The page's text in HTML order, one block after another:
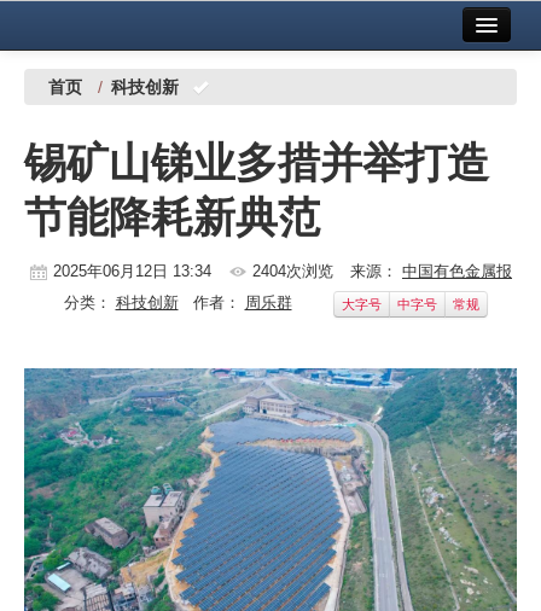
中国有色金属报社主办 广告服务
铜镍铅锌
铝
稀有稀土
科技
镁钛
地矿 建设
党建工作
企业文化
首页 / 科技创新
锡矿山锑业多措并举打造
节能降耗新典范
2025年06月12日 13:34 2404次浏览 来源： 中国有色金属报
分类： 科技创新作者： 周乐群 大字号 中字号 常规